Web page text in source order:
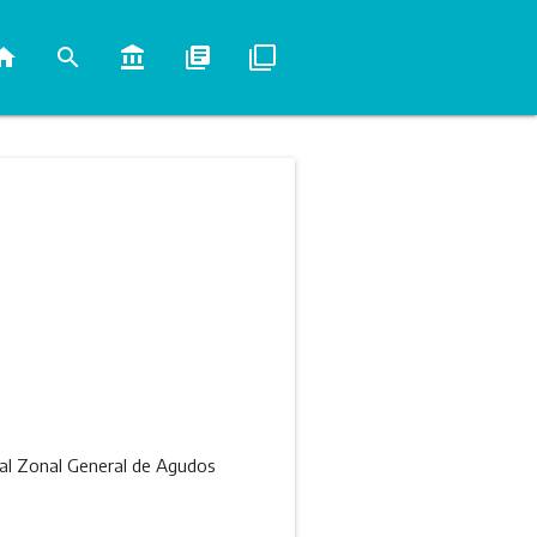
search account_balance library_books filter_none
Zonal General de Agudos